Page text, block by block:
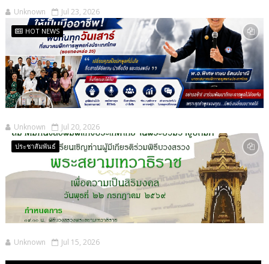
Unknown Jul 23, 2026
HOT NEWS
Unknown Jul 20, 2026
ประชาสัมพันธ์
Unknown Jul 15, 2026